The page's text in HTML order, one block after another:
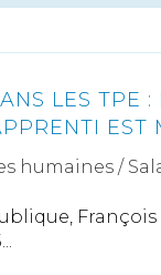
LES TPE
EST
humaines /
François